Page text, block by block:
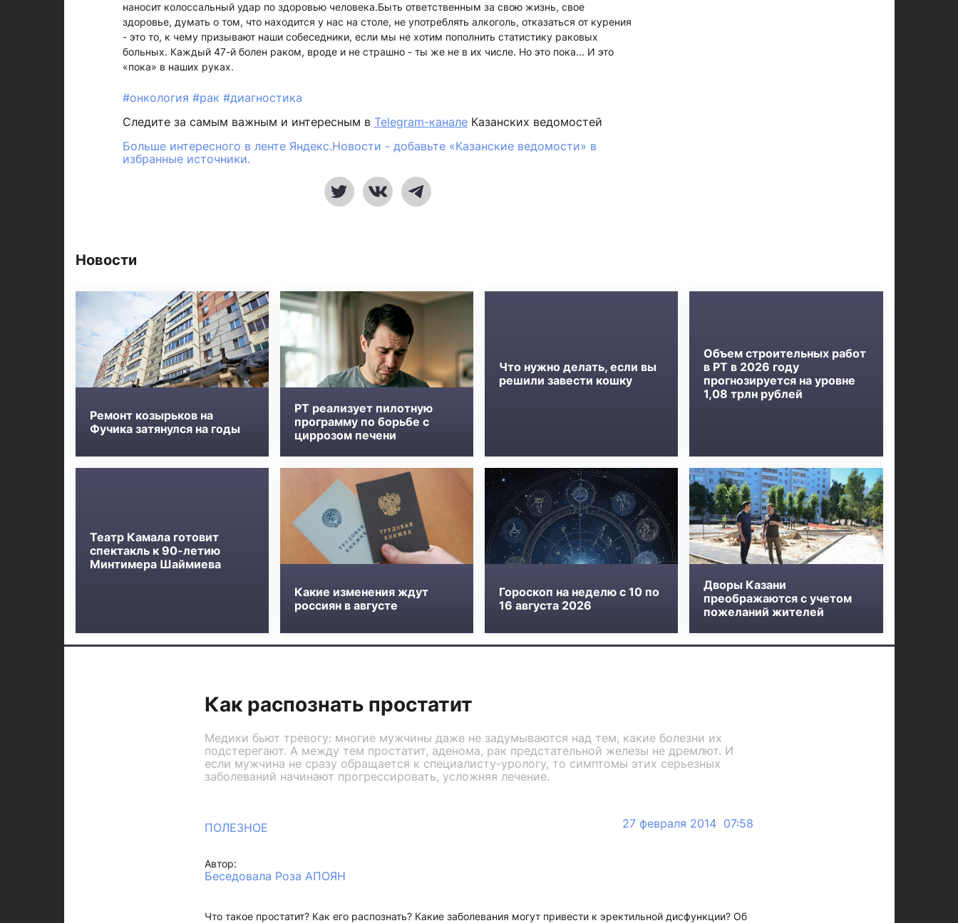
наносит колоссальный удар по здоровью человека.Быть ответственным за свою жизнь, свое
здоровье, думать о том, что находится у нас на столе, не употреблять алкоголь, отказаться от курения
- это то, к чему призывают наши собеседники, если мы не хотим пополнить статистику раковых
больных. Каждый 47-й болен раком, вроде и не страшно - ты же не в их числе. Но это пока... И это
«пока» в наших руках.
#онкология #рак #диагностика
Следите за самым важным и интересным в Telegram-каналеКазанских ведомостей
Больше интересного в ленте Яндекс.Новости - добавьте «Казанские ведомости» в
избранные источники.
Новости
Ремонт козырьков на
Фучика затянулся на годы
РТ реализует пилотную
программу по борьбе с
циррозом печени
Что нужно делать, если вы
решили завести кошку
Объем строительных работ
в РТ в 2026 году
прогнозируется на уровне
1,08 трлн рублей
Театр Камала готовит
спектакль к 90-летию
Минтимера Шаймиева
Какие изменения ждут
россиян в августе
Гороскоп на неделю с 10 по
16 августа 2026
Дворы Казани
преображаются с учетом
пожеланий жителей
Как распознать простатит
Медики бьют тревогу: многие мужчины даже не задумываются над тем, какие болезни их
подстерегают. А между тем простатит, аденома, рак предстательной железы не дремлют. И
если мужчина не сразу обращается к специалисту-урологу, то симптомы этих серьезных
заболеваний начинают прогрессировать, усложняя лечение.
ПОЛЕЗНОЕ 27 февраля 2014 07:58
Автор:
Беседовала Роза АПОЯН
Что такое простатит? Как его распознать? Какие заболевания могут привести к эректильной дисфункции? Об